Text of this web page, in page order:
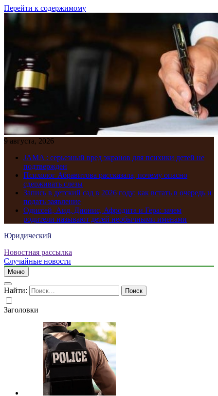
Перейти к содержимому
9 августа, 2026
JAMA : серьезный вред экранов для психики детей не
подтвержден
Психолог Абравитова рассказала, почему опасно
сдерживать слезы
Запись в детский сад в 2026 году: как встать в очередь и
подать заявление
Одиссей, Аид, Дионис, Афродита и Гера: зачем
родители называют детей необычными именами
Юридический
Новостная рассылка
Случайные новости
Меню
Найти:
Заголовки